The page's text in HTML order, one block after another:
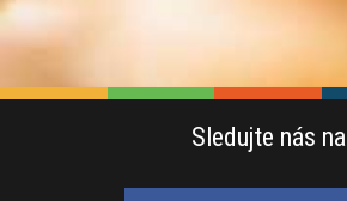
Sledujte nás na